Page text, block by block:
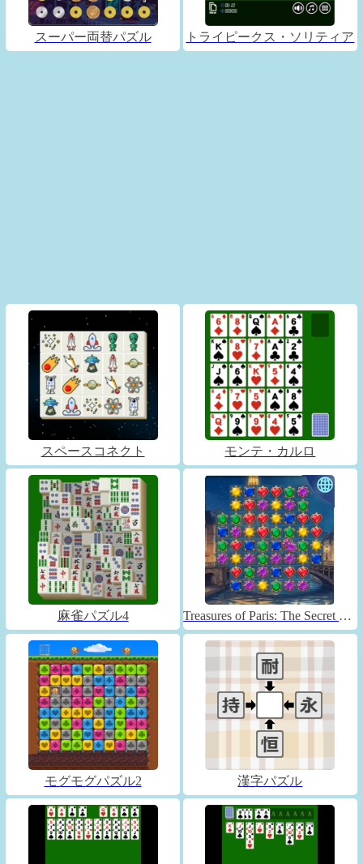
スーパー両替パズル トライピークス・ソリティア
スペースコネクト モンテ・カルロ
麻雀パズル4 Treasures of Paris: The Secret of Gems - Match 3
モグモグパズル2 漢字パズル